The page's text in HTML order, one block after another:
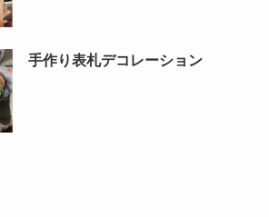
手作り表札デコレーション